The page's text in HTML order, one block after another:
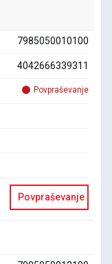
7985050010100
4042666339311
Povpraševanje
Povpraševanje